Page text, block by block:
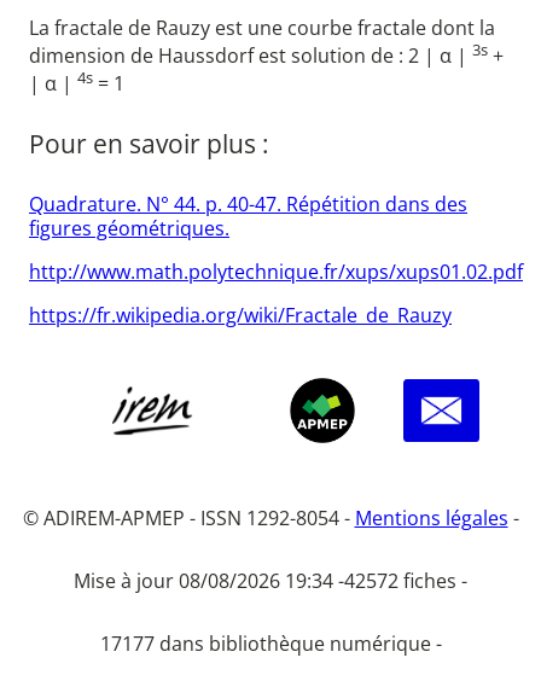
La fractale de Rauzy est une courbe fractale dont la
dimension de Haussdorf est solution de : 2 | α | 3s +
| α | 4s = 1
Pour en savoir plus :
Quadrature. N° 44. p. 40-47. Répétition dans des
figures géométriques.
http://www.math.polytechnique.fr/xups/xups01.02.pdf
https://fr.wikipedia.org/wiki/Fractale_de_Rauzy
© ADIREM-APMEP - ISSN 1292-8054 - Mentions légales -
Mise à jour 08/08/2026 19:34 -42572 fiches -
17177 dans bibliothèque numérique -